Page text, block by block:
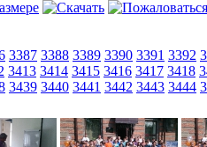
3387 3388 3389 3390 3391 3392
3413 3414 3415 3416 3417 3418
3439 3440 3441 3442 3443 3444